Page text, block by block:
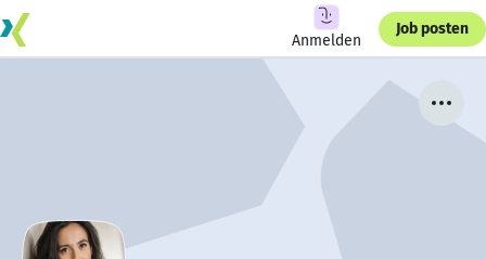
Anmelden
Job posten